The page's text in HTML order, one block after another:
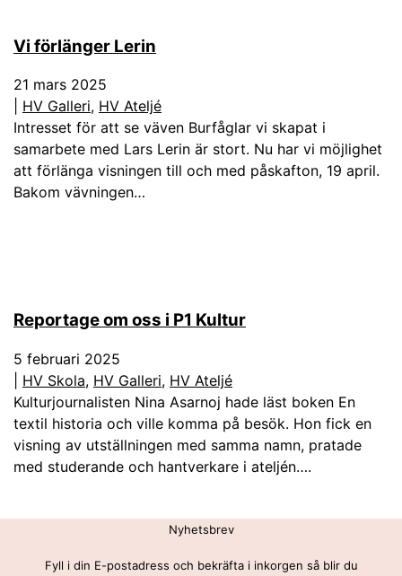
Vi förlänger Lerin
21 mars 2025
HV Galleri, HV Ateljé
Intresset för att se väven Burfåglar vi skapat i
samarbete med Lars Lerin är stort. Nu har vi möjlighet
att förlänga visningen till och med påskafton, 19 april.
Bakom vävningen…
Reportage om oss i P1 Kultur
5 februari 2025
HV Skola, HV Galleri, HV Ateljé
Kulturjournalisten Nina Asarnoj hade läst boken En
textil historia och ville komma på besök. Hon fick en
visning av utställningen med samma namn, pratade
med studerande och hantverkare i ateljén….
Nyhetsbrev
Fyll i din E-postadress och bekräfta i inkorgen så blir du